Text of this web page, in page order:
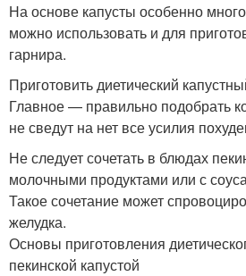
На основе капусты особенно
можно использовать и для
гарнира.
Приготовить диетический
Главное — правильно подобрать
не сведут на нет все усилия
Не следует сочетать в блюдах
молочными продуктами или с
Такое сочетание может
желудка.
Основы приготовления
пекинской капустой